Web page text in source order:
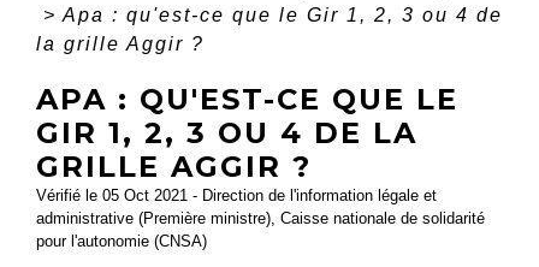
> Apa : qu'est-ce que le Gir 1, 2, 3 ou 4 de
la grille Aggir ?
APA : QU'EST-CE QUE LE
GIR 1, 2, 3 OU 4 DE LA
GRILLE AGGIR ?
Vérifié le 05 Oct 2021 - Direction de l'information légale et
administrative (Première ministre), Caisse nationale de solidarité
pour l'autonomie (CNSA)